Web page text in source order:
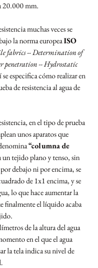
20.000 mm.
muchas veces se
la norma europea ISO
fabrics -- Determination of
penetration -- Hydrostatic
especifica cómo realizar en
de resistencia al agua de
en el tipo de prueba
unos aparatos que
“columna de
un tejido plano y tenso, sin
debajo ni por encima, se
de 1x1 encima, y se
lo que hace aumentar la
finalmente el líquido acaba
de la altura del agua
en el que el agua
la tela indica su nivel de